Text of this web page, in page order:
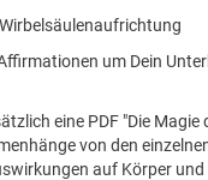
um Dein
eine PDF "Die Magie
von den
auf Körper